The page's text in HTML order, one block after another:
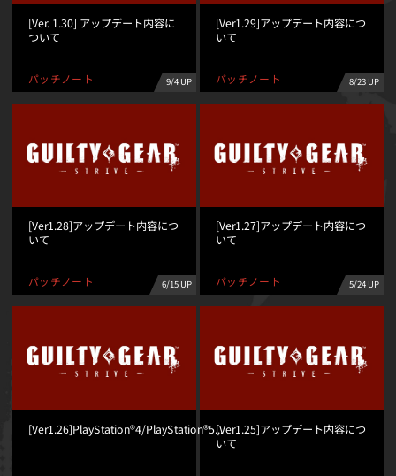
[Ver. 1.30] アップデート内容に
ついて
パッチノート 9/4 UP
[Ver1.29]アップデート内容につ
いて
パッチノート 8/23 UP
[Ver1.28]アップデート内容につ
いて
パッチノート 6/15 UP
[Ver1.27]アップデート内容につ
いて
パッチノート 5/24 UP
[Ver1.26]PlayStation®4/PlayStation®5...[Ver1.25]アップデート内容につ
いて